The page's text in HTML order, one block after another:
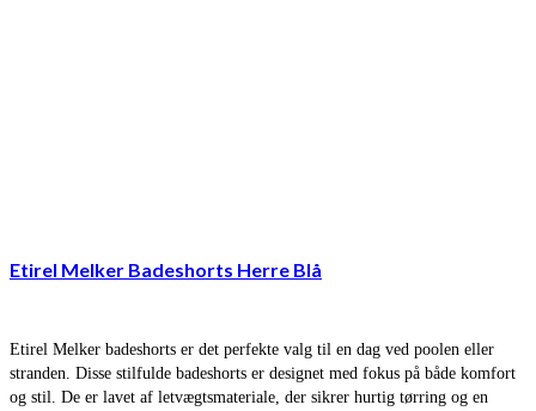
Etirel Melker Badeshorts Herre Blå
Etirel Melker badeshorts er det perfekte valg til en dag ved poolen eller
stranden. Disse stilfulde badeshorts er designet med fokus på både komfort
og stil. De er lavet af letvægtsmateriale, der sikrer hurtig tørring og en